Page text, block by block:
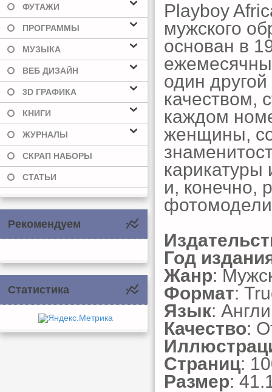
ФУТАЖИ
ПРОГРАММЫ
МУЗЫКА
ВЕБ ДИЗАЙН
3D ГРАФИКА
КНИГИ
ЖУРНАЛЫ
СКРАП НАБОРЫ
СТАТЬИ
Рекомендуем
Статистика
Playboy
мужского
основан в
один
качеством,
каждом
женщины,
и, конечно,
Год
Жанр:
Формат:
Язык:
Качество:
Страниц:
Размер: